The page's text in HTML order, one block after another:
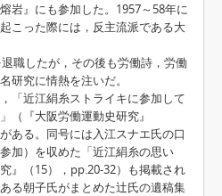
岩』にも参加した。1957～58年に
こった際には，反主流派である大
職したが，その後も労働詩，労働
研究に情熱を注いだ。
「近江絹糸ストライキに参加して
『大阪労働運動史研究』
ある。同号には入江スナエ氏の口
加）を収めた「近江絹糸の思い
』（15），pp.20-32）も掲載され
る朝子氏がまとめた辻氏の遺稿集